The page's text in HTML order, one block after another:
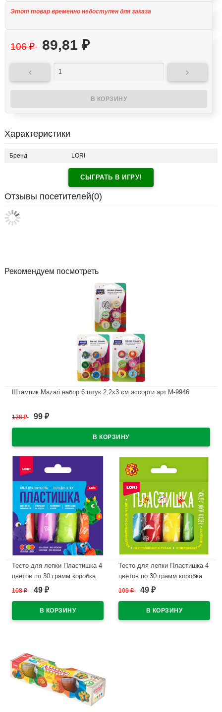
Этот товар временно недоступен для заказа
106₽ 89,81 ₽
 
Характеристики
Бренд LORI
СЫГРАТЬ В ИГРУ!
Отзывы посетителей(0)
Рекомендуем посмотреть
Штампик Mazari набор 6 штук 2,2х3 см ассорти арт.M-9946
128₽ 99 ₽
Тесто для лепки Пластишка 4
цветов по 30 грамм коробка
LORI неоновое арт.Тдл-047
108₽ 49 ₽
Тесто для лепки Пластишка 4
цветов по 30 грамм коробка
LORI арт.Тдл-046
109₽ 49 ₽